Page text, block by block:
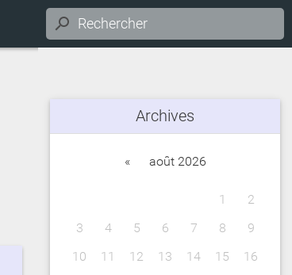
Archives
« août 2026
1
2
3
4 5 6 7 8
9
10
11 12 13 14 15
16